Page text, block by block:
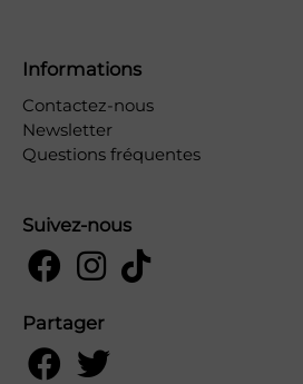
Informations
Contactez-nous
Newsletter
Questions fréquentes
Suivez-nous
Partager